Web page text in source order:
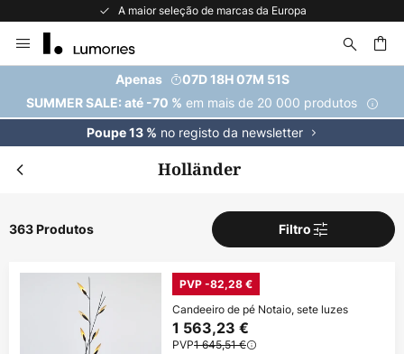
A maior seleção de marcas da Europa
para
Conteúdo
Apenas
07D 18H 07M 49S
SUMMER SALE: até -70 % em mais de 20 000 produtos
Poupe 13 % no registo da newsletter
Holländer
363 Produtos Filtro
PVP -82,28 €
Candeeiro de pé Notaio, sete luzes
1 563,23 €
PVP1 645,51 €